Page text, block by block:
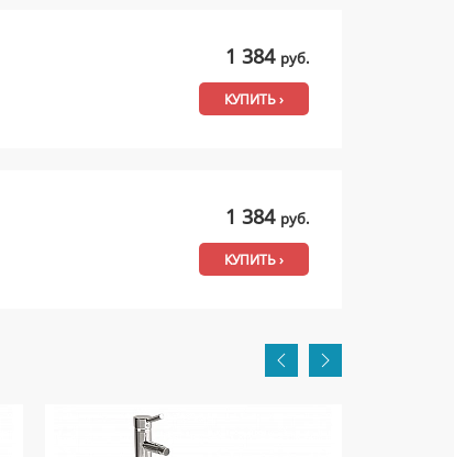
1 384 руб.
КУПИТЬ ›
1 384 руб.
КУПИТЬ ›